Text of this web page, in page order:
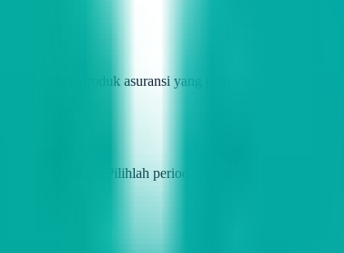
membeli produk asuransi yang premi nya terlalu
Pilihlah periode pembayaran premi yang